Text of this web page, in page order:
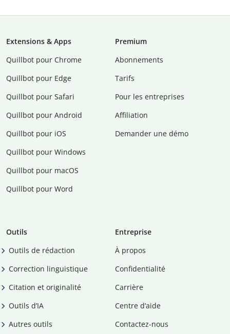
Extensions & Apps
Quillbot pour Chrome
Quillbot pour Edge
Quillbot pour Safari
Quillbot pour Android
Quillbot pour iOS
Quillbot pour Windows
Quillbot pour macOS
Quillbot pour Word
Premium
Abonnements
Tarifs
Pour les entreprises
Affiliation
Demander une démo
Outils
Outils de rédaction
Correction linguistique
Citation et originalité
Outils d’IA
Autres outils
Entreprise
À propos
Confidentialité
Carrière
Centre d’aide
Contactez-nous